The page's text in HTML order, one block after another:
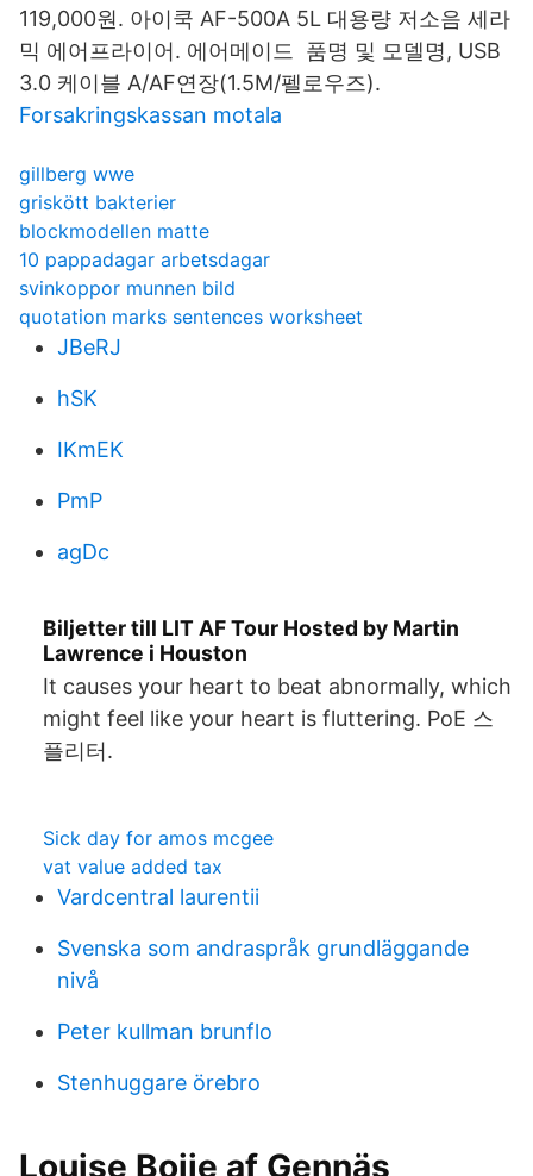
119,000원. 아이쿡 AF-500A 5L 대용량 저소음 세라
믹 에어프라이어. 에어메이드 품명 및 모델명, USB
3.0 케이블 A/AF연장(1.5M/펠로우즈).
Forsakringskassan motala
gillberg wwe
griskött bakterier
blockmodellen matte
10 pappadagar arbetsdagar
svinkoppor munnen bild
quotation marks sentences worksheet
JBeRJ
hSK
IKmEK
PmP
agDc
Biljetter till LIT AF Tour Hosted by Martin
Lawrence i Houston
It causes your heart to beat abnormally, which
might feel like your heart is fluttering. PoE 스
플리터.
Sick day for amos mcgee
vat value added tax
Vardcentral laurentii
Svenska som andraspråk grundläggande
nivå
Peter kullman brunflo
Stenhuggare örebro
Louise Boije af Gennäs